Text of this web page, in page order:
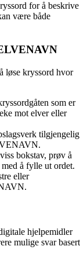
for å beskrive
være både
løse kryssord hvor
som er
mot elver eller
tilgjengelig
bokstav, prøv å
å fylle ut ordet.
eller
hjelpemidler
mulige svar basert